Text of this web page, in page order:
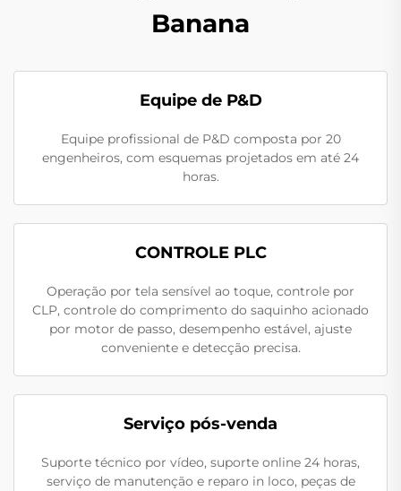
Banana
Equipe de P&D
Equipe profissional de P&D composta por 20
engenheiros, com esquemas projetados em até 24
horas.
CONTROLE PLC
Operação por tela sensível ao toque, controle por
CLP, controle do comprimento do saquinho acionado
por motor de passo, desempenho estável, ajuste
conveniente e detecção precisa.
Serviço pós-venda
Suporte técnico por vídeo, suporte online 24 horas,
serviço de manutenção e reparo in loco, peças de